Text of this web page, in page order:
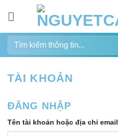
dung
Tìm
kiếm:
TÀI KHOẢN
ĐĂNG NHẬP
Tên tài khoản hoặc địa chỉ email